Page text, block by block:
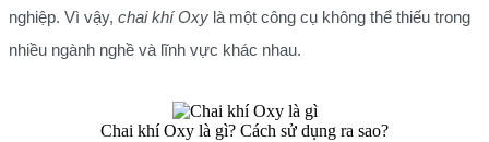
nghiệp. Vì vậy, chai khí Oxy là một công cụ không thể thiếu trong
nhiều ngành nghề và lĩnh vực khác nhau.
Chai khí Oxy là gì? Cách sử dụng ra sao?